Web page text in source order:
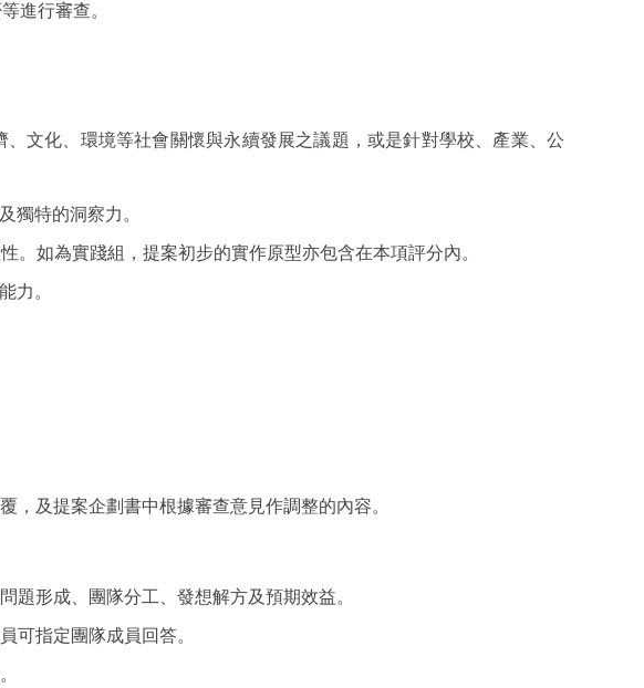
進行審查。
文化、環境等社會關懷與永續發展之議題，或是針對學校、產業、公
獨特的洞察力。
。如為實踐組，提案初步的實作原型亦包含在本項評分內。
力。
，及提案企劃書中根據審查意見作調整的內容。
題形成、團隊分工、發想解方及預期效益。
可指定團隊成員回答。